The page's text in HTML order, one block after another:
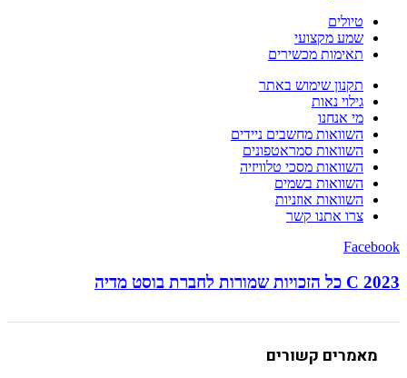
טיולים
שמע מקצועי
תאימות מכשירים
תקנון שימוש באתר
גילוי נאות
מי אנחנו
השוואות מחשבים ניידים
השוואות סמראטפונים
השוואות מסכי טלוויזיה
השוואות בשמים
השוואות אוזניות
צרו אתנו קשר
Facebook
C 2023 כל הזכויות שמורות לחברת בוסט מדיה
מאמרים קשורים